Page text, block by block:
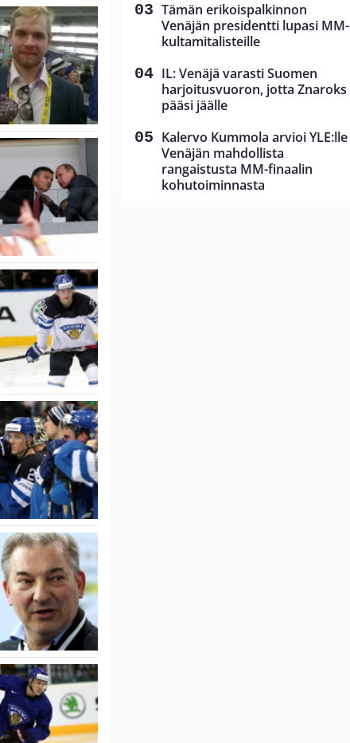
Tämän erikoispalkinnon
Venäjän presidentti lupasi MM-
kultamitalisteille
IL: Venäjä varasti Suomen
harjoitusvuoron, jotta Znaroks
pääsi jäälle
Kalervo Kummola arvioi YLE:lle
Venäjän mahdollista
rangaistusta MM-finaalin
kohutoiminnasta